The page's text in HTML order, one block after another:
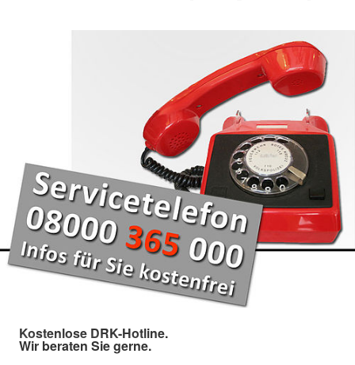
Kostenlose DRK-Hotline.
Wir beraten Sie gerne.